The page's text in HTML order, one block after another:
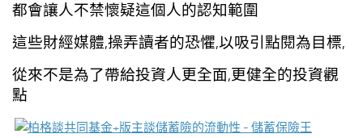
都會讓人不禁懷疑這個人的認知範圍
這些財經媒體,操弄讀者的恐懼,以吸引點閱為目標,
從來不是為了帶給投資人更全面,更健全的投資觀
點